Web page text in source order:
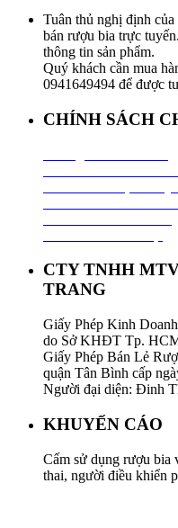
Tuân thủ nghị định
bán rượu bia trực
thông tin sản phẩm.
Quý khách cần mua
0941649494 để được
CHÍNH SÁCH
CTY TNHH
TRANG
Giấy Phép Kinh
do Sở KHĐT Tp.
Giấy Phép Bán Lẻ
quận Tân Bình cấp
Người đại diện: Đinh
KHUYẾN CÁO
Cấm sử dụng rượu
thai, người điều khiển